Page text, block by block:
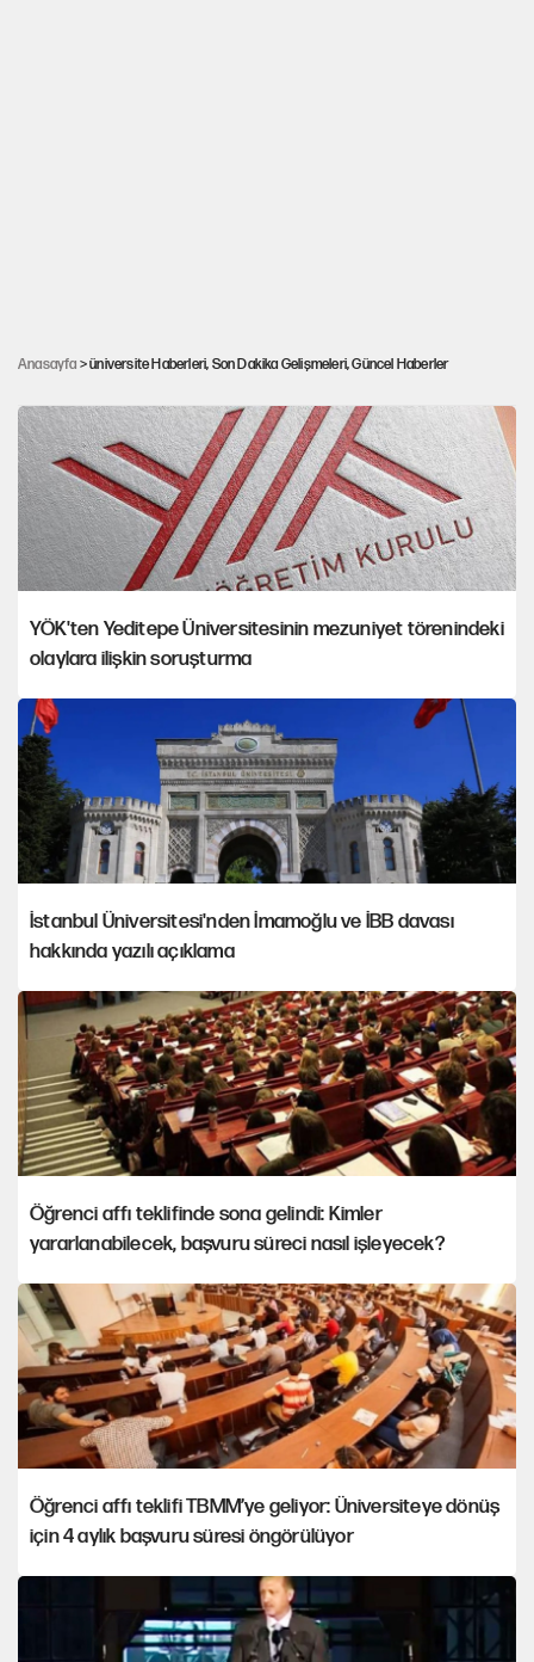
Anasayfa > üniversite Haberleri, Son Dakika Gelişmeleri, Güncel Haberler
Kimler yararlanabilecek?
YÖK'ten Yeditepe Üniversitesinin mezuniyet törenindeki
olaylara ilişkin soruşturma
İstanbul Üniversitesi'nden İmamoğlu ve İBB davası
hakkında yazılı açıklama
Öğrenci affı teklifinde sona gelindi: Kimler
yararlanabilecek, başvuru süreci nasıl işleyecek?
Öğrenci affı teklifi TBMM’ye geliyor: Üniversiteye dönüş
için 4 aylık başvuru süresi öngörülüyor